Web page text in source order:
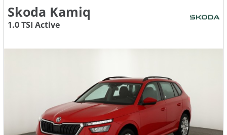
Skoda Kamiq
1.0 TSI Active